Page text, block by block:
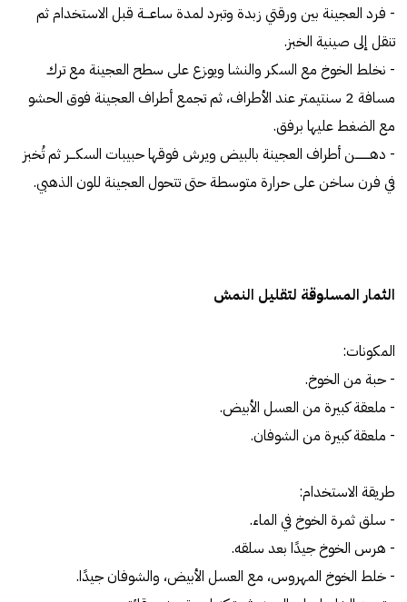
- فرد العجينة بين ورقتي زبدة وتبرد لمدة ساعـــة قبل الاستخدام ثم
تنقل إلى صينية الخبز.
- نخلط الخوخ مع السكر والنشا ويوزع على سطح العجينة مع ترك
مسافة 2 سنتيمتر عند الأطراف، ثم تجمع أطراف العجينة فوق الحشو
مع الضغط عليها برفق.
- دهــــــــن أطراف العجينة بالبيض ويرش فوقها حبيبات السكـــر ثم تُخبز
في فرن ساخن على حرارة متوسطة حتى تتحول العجينة للون الذهبي.
الثمار المسلوقة لتقليل النمش
المكونات:
- حبة من الخوخ.
- ملعقة كبيرة من العسل الأبيض.
- ملعقة كبيرة من الشوفان.
طريقة الاستخدام:
- سلق ثمرة الخوخ في الماء.
- هرس الخوخ جيدًا بعد سلقه.
- خلط الخوخ المهروس، مع العسل الأبيض، والشوفان جيدًا.